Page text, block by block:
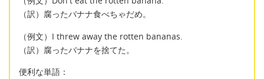
（訳）腐ったバナナ食べちゃだめ。
（例文）I threw away the rotten bananas.
（訳）腐ったバナナを捨てた。
便利な単語：